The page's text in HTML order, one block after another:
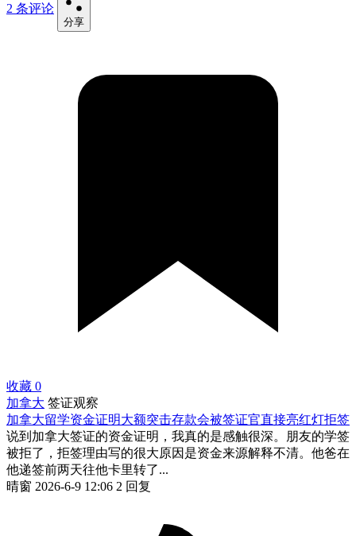
2 条评论
分享
收藏 0
加拿大 签证观察
加拿大留学资金证明大额突击存款会被签证官直接亮红灯拒签
说到加拿大签证的资金证明，我真的是感触很深。朋友的学签
被拒了，拒签理由写的很大原因是资金来源解释不清。他爸在
他递签前两天往他卡里转了...
晴窗 2026-6-9 12:06 2 回复